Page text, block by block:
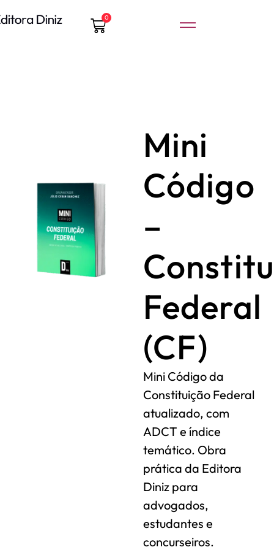
0
Mini
Código
–
Federal
(CF)
Mini Código da
Constituição Federal
atualizado, com
ADCT e índice
temático. Obra
prática da Editora
Diniz para
advogados,
estudantes e
concurseiros.